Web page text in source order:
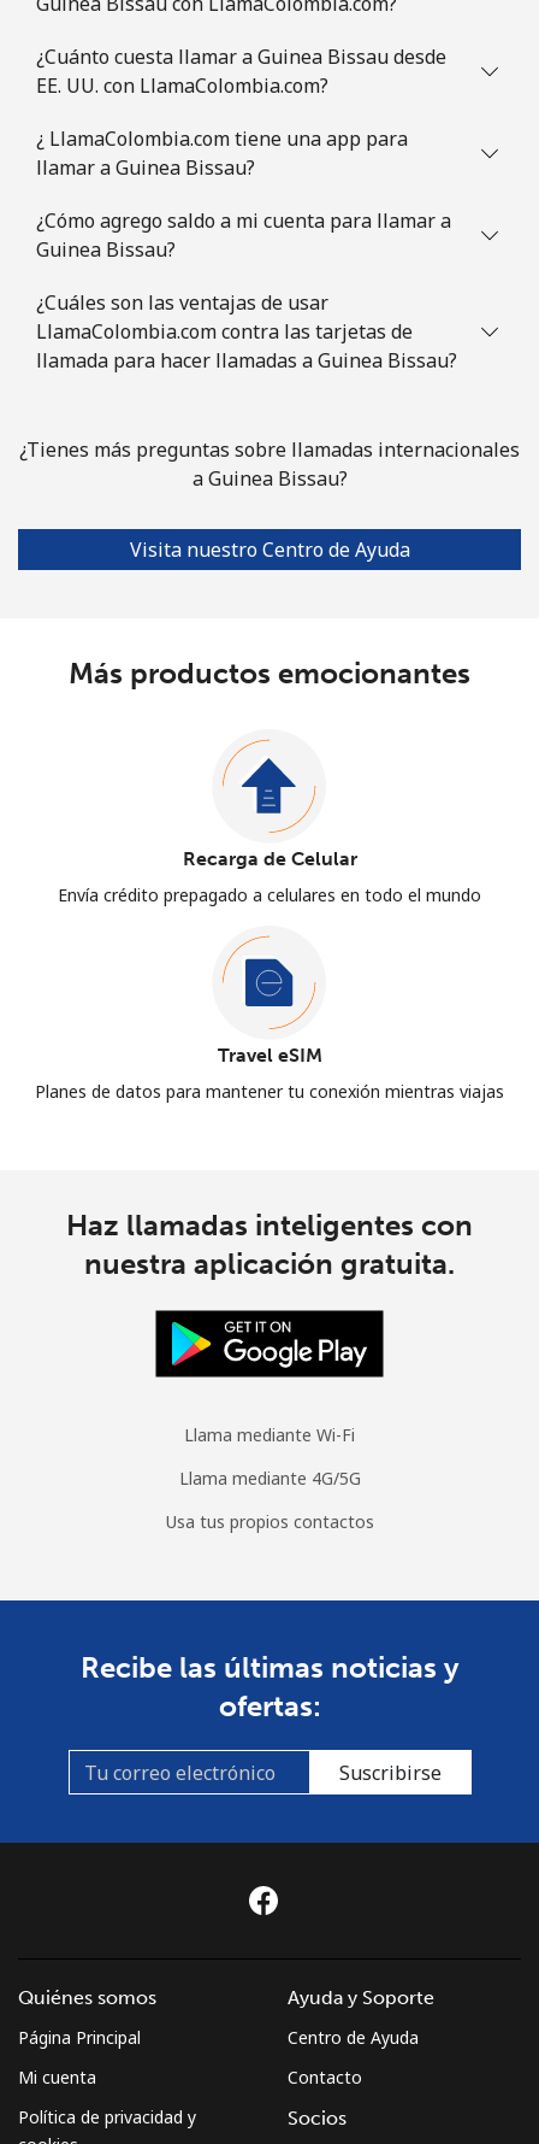
¿Cuánto cuesta llamar a Guinea Bissau desde
EE. UU. con LlamaColombia.com?
¿ LlamaColombia.com tiene una app para
llamar a Guinea Bissau?
¿Cómo agrego saldo a mi cuenta para llamar a
Guinea Bissau?
¿Cuáles son las ventajas de usar
LlamaColombia.com contra las tarjetas de
llamada para hacer llamadas a Guinea Bissau?
¿Tienes más preguntas sobre llamadas internacionales
a Guinea Bissau?
Visita nuestro Centro de Ayuda
Más productos emocionantes
Recarga de Celular
Envía crédito prepagado a celulares en todo el mundo
Travel eSIM
Planes de datos para mantener tu conexión mientras viajas
Haz llamadas inteligentes con
nuestra aplicación gratuita.
Llama mediante Wi-Fi
Llama mediante 4G/5G
Usa tus propios contactos
Recibe las últimas noticias y
ofertas:
Suscribirse
Quiénes somos
Página Principal
Mi cuenta
Política de privacidad y
Ayuda y Soporte
Centro de Ayuda
Contacto
Socios